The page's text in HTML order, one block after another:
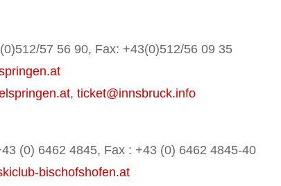
57 56 90, Fax: +43(0)512/56 09 35
,ticket@innsbruck.info
(0) 6462 4845, Fax : +43 (0) 6462 4845-40
bischofshofen.at